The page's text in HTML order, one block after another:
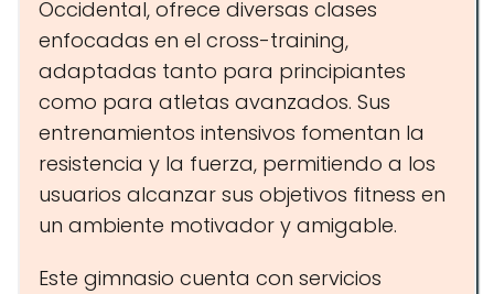
Occidental, ofrece diversas clases
enfocadas en el cross-training,
adaptadas tanto para principiantes
como para atletas avanzados. Sus
entrenamientos intensivos fomentan la
resistencia y la fuerza, permitiendo a los
usuarios alcanzar sus objetivos fitness en
un ambiente motivador y amigable.
Este gimnasio cuenta con servicios